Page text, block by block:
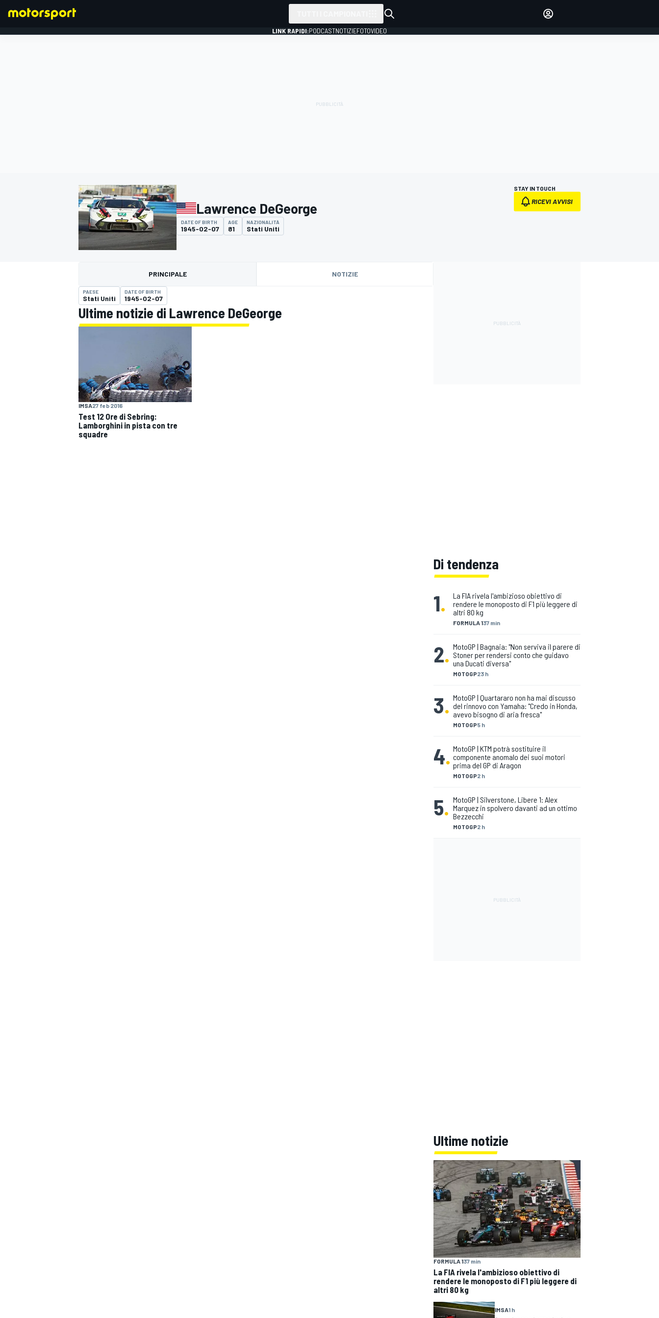
MOTOGP WEC
ACCEDI
LINK RAPIDI:PODCASTNOTIZIEFOTOVIDEO
Lawrence DeGeorge
DATE OF BIRTH
1945-02-07
AGE
81
NAZIONALITÀ
Stati Uniti
STAY IN TOUCH
RICEVI AVVISI
PRINCIPALE NOTIZIE
PAESE
Stati Uniti
DATE OF BIRTH
1945-02-07
Ultime notizie di Lawrence DeGeorge
IMSA27 feb 2016
Test 12 Ore di Sebring:
Lamborghini in pista con tre
squadre
Di tendenza
1.
FORMULA 137 min
La FIA rivela l'ambizioso obiettivo di
rendere le monoposto di F1 più leggere di
altri 80 kg
2.
MOTOGP23 h
MotoGP | Bagnaia: "Non serviva il parere di
Stoner per rendersi conto che guidavo
una Ducati diversa"
3.
MOTOGP5 h
MotoGP | Quartararo non ha mai discusso
del rinnovo con Yamaha: "Credo in Honda,
avevo bisogno di aria fresca"
4.
MOTOGP2 h
MotoGP | KTM potrà sostituire il
componente anomalo dei suoi motori
prima del GP di Aragon
5.
MOTOGP2 h
MotoGP | Silverstone, Libere 1: Alex
Marquez in spolvero davanti ad un ottimo
Bezzecchi
Ultime notizie
FORMULA 137 min
La FIA rivela l'ambizioso obiettivo di
rendere le monoposto di F1 più leggere di
altri 80 kg
IMSA1 h